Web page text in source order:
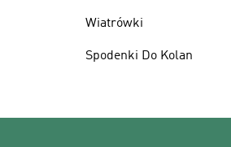
Wiatrówki
Spodenki Do Kolan